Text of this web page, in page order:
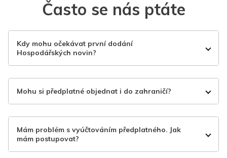
Často se nás ptáte
Kdy mohu očekávat první dodání
Hospodářských novin?
Mohu si předplatné objednat i do zahraničí?
Mám problém s vyúčtováním předplatného. Jak
mám postupovat?